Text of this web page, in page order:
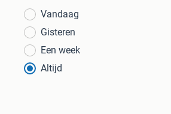
Vandaag
Gisteren
Een week
Altijd